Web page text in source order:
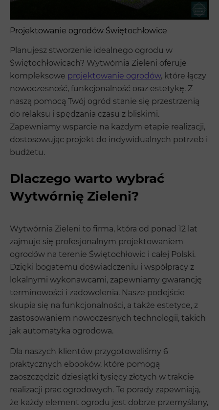
Projektowanie ogrodów Świętochłowice
Planujesz stworzenie idealnego ogrodu w
Świętochłowicach? Wytwórnia Zieleni oferuje
kompleksowe projektowanie ogrodów, które łączy
nowoczesność, funkcjonalność oraz estetykę. Z
naszą pomocą Twój ogród stanie się przestrzenią
do relaksu i spędzania czasu z bliskimi.
Zapewniamy wsparcie na każdym etapie realizacji,
dostosowując projekt do indywidualnych potrzeb i
budżetu.
Dlaczego warto wybrać
Wytwórnię Zieleni?
Wytwórnia Zieleni to firma, która od ponad 12 lat
zajmuje się profesjonalnym projektowaniem
ogrodów na terenie Świętochłowic i całej Polski.
Dzięki bogatemu doświadczeniu i współpracy z
lokalnymi wykonawcami, zapewniamy gwarancję
terminowości i zadowolenia. Nasze podejście
skupia się na funkcjonalności, a także estetyce, z
zastosowaniem nowoczesnych technologii, takich
jak automatyka ogrodowa.
Dla naszych klientów przygotowaliśmy 6
praktycznych ebooków, które pomogą
zaoszczędzić dziesiątki tysięcy złotych w trakcie
realizacji prac ogrodowych. Te porady zapewniają,
że każdy element ogrodu jest dobrze przemyślany,